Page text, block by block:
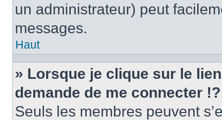
un administrateur) peut
messages.
Haut
» Lorsque je clique sur le
demande de me connecter !?
Seuls les membres peuvent